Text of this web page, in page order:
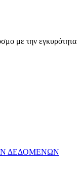
με την εγκυρότητα
ΔΕΔΟΜΕΝΩΝ